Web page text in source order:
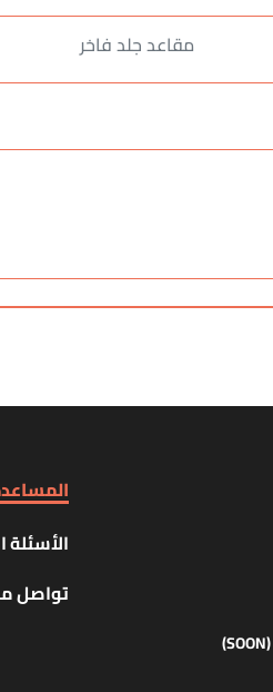
مقاعد جلد فاخر
(SOON)
الأسئلة
تواصل